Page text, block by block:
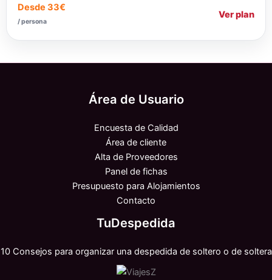
Desde 33€
/ persona
Ver plan
Área de Usuario
Encuesta de Calidad
Área de cliente
Alta de Proveedores
Panel de fichas
Presupuesto para Alojamientos
Contacto
TuDespedida
10 Consejos para organizar una despedida de soltero o de soltera